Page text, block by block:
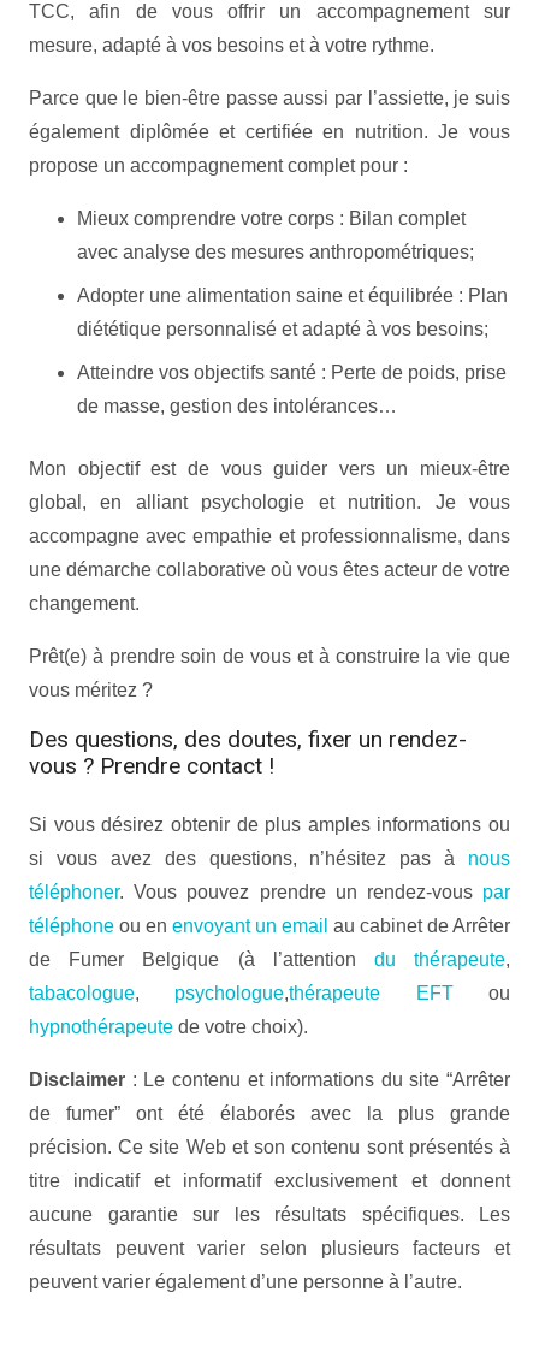
TCC, afin de vous offrir un accompagnement sur
mesure, adapté à vos besoins et à votre rythme.
Parce que le bien-être passe aussi par l’assiette, je suis
également diplômée et certifiée en nutrition. Je vous
propose un accompagnement complet pour :
Mieux comprendre votre corps : Bilan complet
avec analyse des mesures anthropométriques;
Adopter une alimentation saine et équilibrée : Plan
diététique personnalisé et adapté à vos besoins;
Atteindre vos objectifs santé : Perte de poids, prise
de masse, gestion des intolérances…
Mon objectif est de vous guider vers un mieux-être
global, en alliant psychologie et nutrition. Je vous
accompagne avec empathie et professionnalisme, dans
une démarche collaborative où vous êtes acteur de votre
changement.
Prêt(e) à prendre soin de vous et à construire la vie que
vous méritez ?
Des questions, des doutes, fixer un rendez-
vous ? Prendre contact !
Si vous désirez obtenir de plus amples informations ou
si vous avez des questions, n’hésitez pas à nous
téléphoner. Vous pouvez prendre un rendez-vous par
téléphone ou en envoyant un email au cabinet de Arrêter
de Fumer Belgique (à l’attention du thérapeute,
tabacologue, psychologue,thérapeute EFTou
hypnothérapeute de votre choix).
Disclaimer : Le contenu et informations du site “Arrêter
de fumer” ont été élaborés avec la plus grande
précision. Ce site Web et son contenu sont présentés à
titre indicatif et informatif exclusivement et donnent
aucune garantie sur les résultats spécifiques. Les
résultats peuvent varier selon plusieurs facteurs et
peuvent varier également d’une personne à l’autre.